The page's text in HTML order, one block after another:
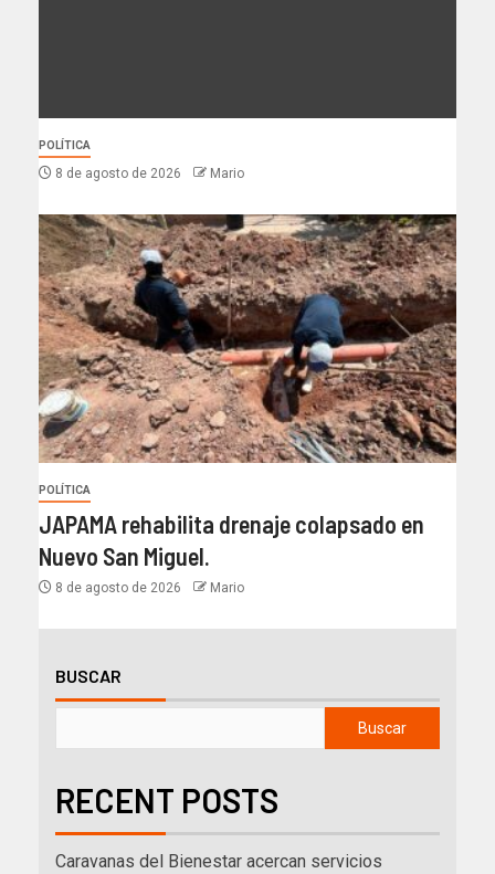
POLÍTICA
8 de agosto de 2026 Mario
POLÍTICA
JAPAMA rehabilita drenaje colapsado en
Nuevo San Miguel.
8 de agosto de 2026 Mario
BUSCAR
Buscar
RECENT POSTS
Caravanas del Bienestar acercan servicios